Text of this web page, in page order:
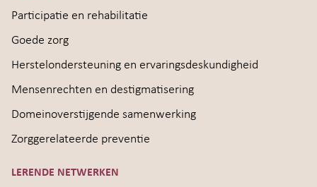
Participatie en rehabilitatie
Goede zorg
Herstelondersteuning en ervaringsdeskundigheid
Mensenrechten en destigmatisering
Domeinoverstijgende samenwerking
Zorggerelateerde preventie
LERENDE NETWERKEN